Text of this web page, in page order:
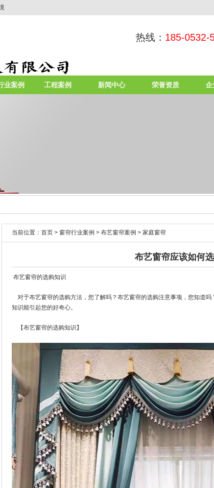
热线： 185-0532-
业案例 工程案例 新闻中心 荣誉资质 企
当前位置： 首页 > 窗帘行业案例 > 布艺窗帘案例 > 家庭窗帘
布艺窗帘应该如何
布艺窗帘的选购知识
对于布艺窗帘的选购方法，您了解吗？布艺窗帘的选购注意事项，您知道
知识能引起您的好奇心。
【布艺窗帘的选购知识】